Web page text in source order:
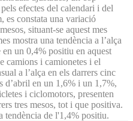
efectes del calendari i del
es constata una variació
situant-se aquest mes
mostra una tendència a l’alça
en un 0,4% positiu en aquest
camions i camionetes i el
a l’alça en els darrers cinc
d’abril en un 1,6% i un 1,7%,
i ciclomotors, presenten
tres mesos, tot i que positiva.
tendència de l'1,4% positiu.